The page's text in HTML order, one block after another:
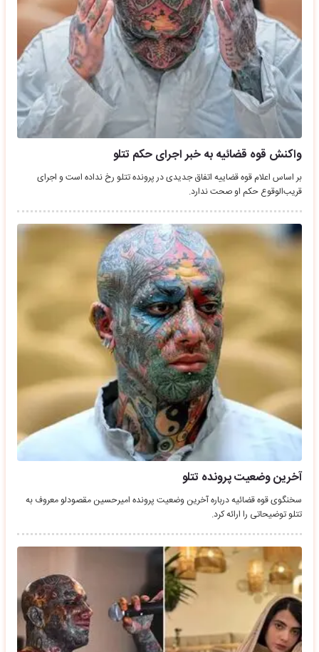
واکنش قوه قضائیه به خبر اجرای حکم تتلو
بر اساس اعلام قوه قضاییه اتفاق جدیدی در پرونده تتلو رخ نداده است و اجرای
قریب‌الوقوع حکم او صحت ندارد.
آخرین وضعیت پرونده تتلو
سخنگوی قوه قضائیه درباره آخرین وضعیت پرونده امیرحسین مقصودلو معروف به
تتلو توضیحاتی را ارائه کرد.